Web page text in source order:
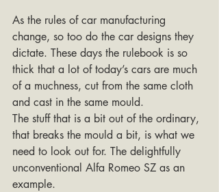
As the rules of car manufacturing
change, so too do the car designs they
dictate. These days the rulebook is so
thick that a lot of today’s cars are much
of a muchness, cut from the same cloth
and cast in the same mould.
The stuff that is a bit out of the ordinary,
that breaks the mould a bit, is what we
need to look out for. The delightfully
unconventional Alfa Romeo SZ as an
example.